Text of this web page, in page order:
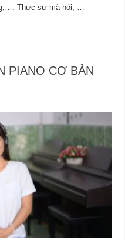
Thực sự mà nói, …
PIANO CƠ BẢN